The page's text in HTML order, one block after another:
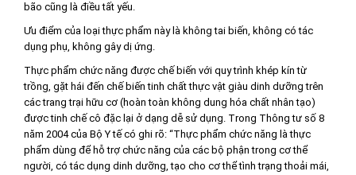
bão cũng là điều tất yếu.
Ưu điểm của loại thực phẩm này là không tai biến, không có tác
dụng phụ, không gây dị ứng.
Thực phẩm chức năng được chế biến với quy trình khép kín từ
trồng, gặt hái đến chế biến tinh chất thực vật giàu dinh dưỡng trên
các trang trại hữu cơ (hoàn toàn không dung hóa chất nhân tạo)
được tinh chế cô đặc lại ở dạng dễ sử dụng. Trong Thông tư số 8
năm 2004 của Bộ Y tế có ghi rõ: “Thực phẩm chức năng là thực
phẩm dùng để hỗ trợ chức năng của các bộ phận trong cơ thể
người, có tác dụng dinh dưỡng, tạo cho cơ thể tình trạng thoải mái,